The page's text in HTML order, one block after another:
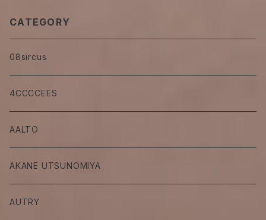
CATEGORY
08sircus
4CCCCEES
AALTO
AKANE UTSUNOMIYA
AUTRY